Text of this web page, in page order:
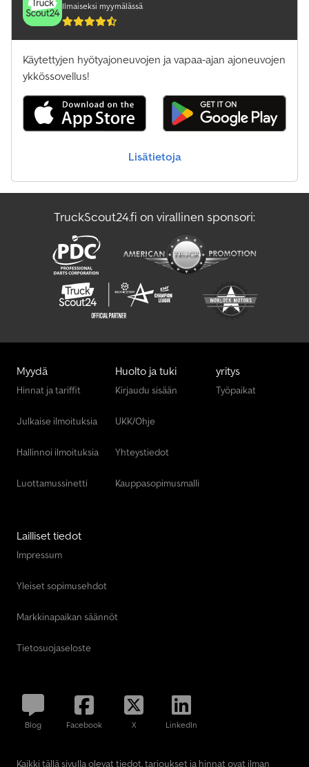
Ilmaiseksi myymälässä
Käytettyjen hyötyajoneuvojen ja vapaa-ajan ajoneuvojen
ykkössovellus!
Lisätietoja
TruckScout24.fi on virallinen sponsori:
Myydä
Hinnat ja tariffit
Julkaise ilmoituksia
Hallinnoi ilmoituksia
Luottamussinetti
Huolto ja tuki
Kirjaudu sisään
UKK/Ohje
Yhteystiedot
Kauppasopimusmalli
yritys
Työpaikat
Lailliset tiedot
Impressum
Yleiset sopimusehdot
Markkinapaikan säännöt
Tietosuojaseloste
Blog Facebook X LinkedIn
Kaikki tällä sivulla olevat tiedot, tarjoukset ja hinnat ovat ilman